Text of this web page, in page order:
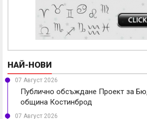
НАЙ-НОВИ
07 Август 2026
Публично обсъждане Проект за
община Костинброд
07 Август 2026